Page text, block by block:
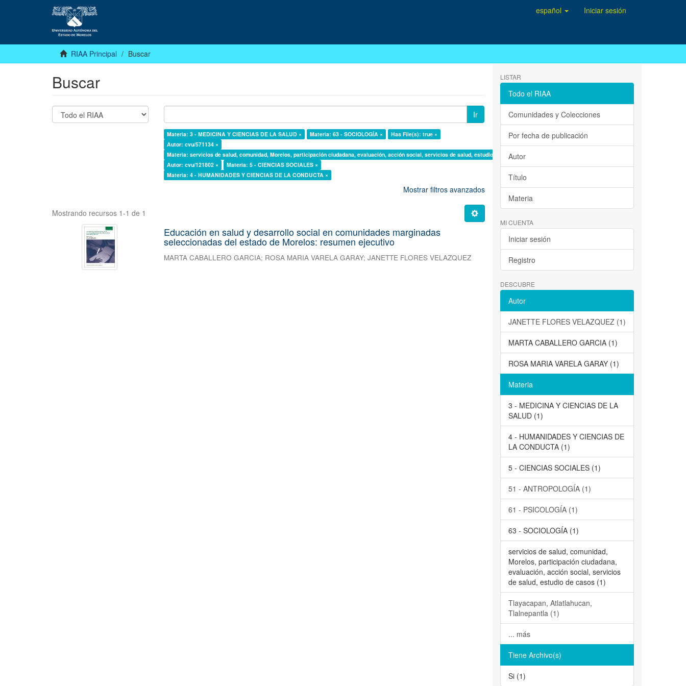
español Iniciar sesión
RIAA Principal Buscar
Buscar
Ir
Materia: 3 - MEDICINA Y CIENCIAS DE LA SALUD × Materia: 63 - SOCIOLOGÍA ×
Has File(s): true ×
Autor: cvu/571134 ×
Materia: servicios de salud, comunidad, Morelos, participación ciudadana, evaluación, acción social, servicios de salud, estudio de casos ×
Autor: cvu/121802 ×
Materia: 5 - CIENCIAS SOCIALES ×
Materia: 4 - HUMANIDADES Y CIENCIAS DE LA CONDUCTA ×
Mostrar filtros avanzados
Mostrando recursos 1-1 de 1
Educación en salud y desarrollo social en comunidades marginadas
seleccionadas del estado de Morelos: resumen ejecutivo
MARTA CABALLERO GARCIA; ROSA MARIA VARELA GARAY;JANETTE FLORES VELAZQUEZ
LISTAR
Todo el RIAA
Comunidades y Colecciones
Por fecha de publicación
Autor
Título
Materia
MI CUENTA
Iniciar sesión
Registro
DESCUBRE
Autor
JANETTE FLORES VELAZQUEZ (1)
MARTA CABALLERO GARCIA (1)
ROSA MARIA VARELA GARAY (1)
Materia
3 - MEDICINA Y CIENCIAS DE LA
SALUD (1)
4 - HUMANIDADES Y CIENCIAS DE
LA CONDUCTA (1)
5 - CIENCIAS SOCIALES (1)
51 - ANTROPOLOGÍA (1)
61 - PSICOLOGÍA (1)
63 - SOCIOLOGÍA (1)
servicios de salud, comunidad,
Morelos, participación ciudadana,
evaluación, acción social, servicios
de salud, estudio de casos (1)
Tlayacapan, Atlatlahucan,
Tlalnepantla (1)
... más
Tiene Archivo(s)
Si (1)